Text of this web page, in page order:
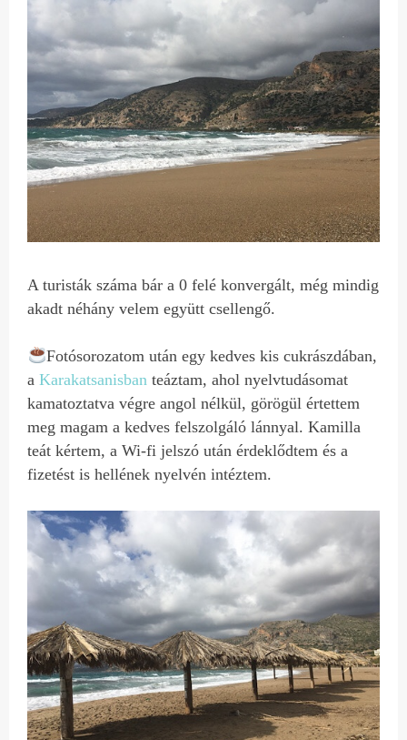
A turisták száma bár a 0 felé konvergált, még mindig
akadt néhány velem együtt csellengő.
Fotósorozatom után egy kedves kis cukrászdában,
aKarakatsanisban teáztam, ahol nyelvtudásomat
kamatoztatva végre angol nélkül, görögül értettem
meg magam a kedves felszolgáló lánnyal. Kamilla
teát kértem, a Wi-fi jelszó után érdeklődtem és a
fizetést is hellének nyelvén intéztem.